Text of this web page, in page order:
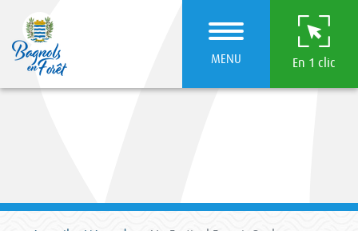
MENU En 1 clic